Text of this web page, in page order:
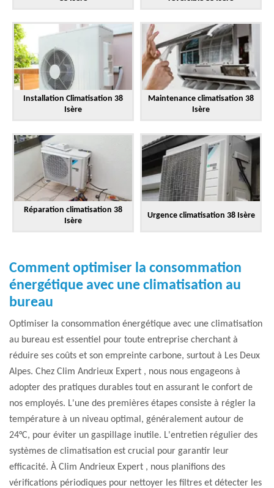
Installation Climatisation 38
Isère
Maintenance climatisation 38
Isère
Réparation climatisation 38
Isère
Urgence climatisation 38 Isère
Comment optimiser la consommation
énergétique avec une climatisation au
bureau
Optimiser la consommation énergétique avec une climatisation
au bureau est essentiel pour toute entreprise cherchant à
réduire ses coûts et son empreinte carbone, surtout à Les Deux
Alpes. Chez Clim Andrieux Expert , nous nous engageons à
adopter des pratiques durables tout en assurant le confort de
nos employés. L'une des premières étapes consiste à régler la
température à un niveau optimal, généralement autour de
24°C, pour éviter un gaspillage inutile. L'entretien régulier des
systèmes de climatisation est crucial pour garantir leur
efficacité. À Clim Andrieux Expert , nous planifions des
vérifications périodiques pour nettoyer les filtres et détecter les